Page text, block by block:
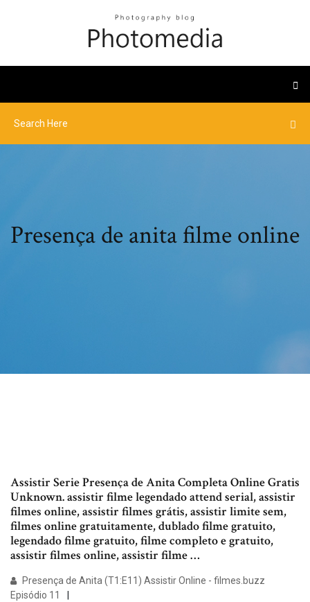
Presença de anita filme online
Assistir Serie Presença de Anita Completa Online Gratis
Unknown. assistir filme legendado attend serial, assistir
filmes online, assistir filmes grátis, assistir limite sem,
filmes online gratuitamente, dublado filme gratuito,
legendado filme gratuito, filme completo e gratuito,
assistir filmes online, assistir filme …
Presença de Anita (T1:E11) Assistir Online - filmes.buzz
Episódio 11